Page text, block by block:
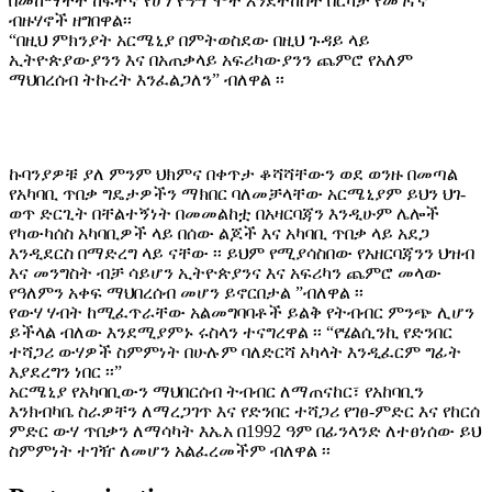
ብዙሃኖች ዘግበዋል፡፡
“በዚህ ምክንያት አርሜኒያ በምትወስደው በዚህ ጉዳይ ላይ
ኢትዮጵያውያንን እና በአጠቃላይ አፍሪካውያንን ጨምሮ የአለም
ማህበረሰብ ትኩረት እንፈልጋለን” ብለዋል ፡፡
ኩባንያዎቹ ያለ ምንም ህክምና በቀጥታ ቆሻሻቸውን ወደ ወንዙ በመጣል
የአካባቢ ጥበቃ ግዴታዎችን ማክበር ባለመቻላቸው አርሜኒያም ይህን ህገ-
ወጥ ድርጊት በቸልተኝነት በመመልከቷ በአዛርባጃን እንዲሁም ሌሎች
የካውካሰስ አካባቢዎች ላይ በሰው ልጆች እና አካባቢ ጥበቃ ላይ አደጋ
እንዲደርስ በማድረግ ላይ ናቸው ፡፡ ይህም የሚያሳስበው የአዘርባጃንን ህዝብ
እና መንግስት ብቻ ሳይሆን ኢትዮጵያንና እና አፍሪካን ጨምሮ መላው
የዓለምን አቀፍ ማህበረሰብ መሆን ይኖርበታል ”ብለዋል ፡፡
የውሃ ሃብት ከሚፈጥራቸው አልመግባባቶች ይልቅ የትብብር ምንጭ ሊሆን
ይችላል ብለው እንደሚያምኑ ሩስላን ተናግረዋል ፡፡ “የሄልሲንኪ የድንበር
ተሻጋሪ ውሃዎች ስምምነት በሁሉም ባለድርሻ አካላት እንዲፈርም ግፊት
እያደረግን ነበር ፡፡”
አርሜኒያ የአካባቢውን ማህበርሰብ ትብብር ለማጠናከር፣ የአከባቢን
እንክብካቤ ስራዎቸን ለማረጋገጥ እና የድንበር ተሻጋሪ የገፀ-ምድር እና የከርሰ
ምድር ውሃ ጥበቃን ለማሳካት እኤአ በ1992 ዓም በፊንላንድ ለተፀነሰው ይህ
ስምምነት ተገዥ ለመሆን አልፈረመችም ብለዋል ፡፡